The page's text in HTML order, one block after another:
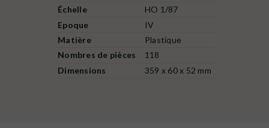
Échelle
HO 1/87
Epoque
IV
Matière
Plastique
Nombres de pièces
118
Dimensions
359 x 60 x 52 mm